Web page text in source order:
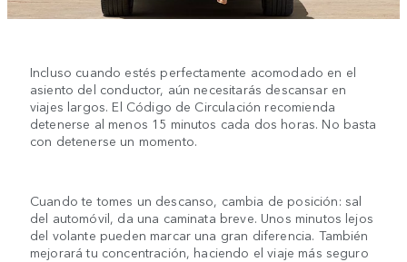
Incluso cuando estés perfectamente acomodado en el
asiento del conductor, aún necesitarás descansar en
viajes largos. El Código de Circulación recomienda
detenerse al menos 15 minutos cada dos horas. No basta
con detenerse un momento.
Cuando te tomes un descanso, cambia de posición: sal
del automóvil, da una caminata breve. Unos minutos lejos
del volante pueden marcar una gran diferencia. También
mejorará tu concentración, haciendo el viaje más seguro